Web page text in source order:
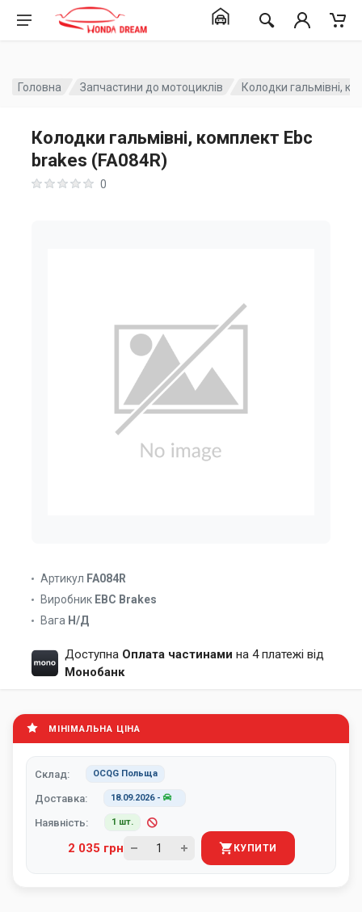
Головна Запчастини до мотоциклів Колодки гальмівні,
Колодки гальмівні, комплект Ebc
brakes (FA084R)
0
Артикул FA084R
Виробник EBC Brakes
Вага Н/Д
Доступна Оплата частинами на 4 платежі від
Монобанк
МІНІМАЛЬНА ЦІНА
Склад: OCQG Польща
Доставка: 18.09.2026-
Наявність: 1 шт.
2 035 грн КУПИТИ